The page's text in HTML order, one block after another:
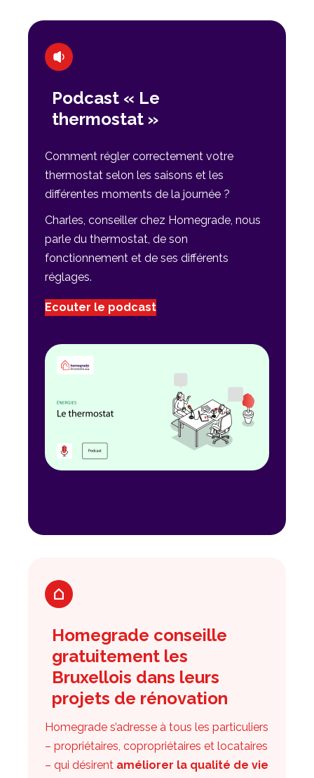
Podcast « Le
thermostat »
Comment régler correctement votre
thermostat selon les saisons et les
différentes moments de la journée ?
Charles, conseiller chez Homegrade, nous
parle du thermostat, de son
fonctionnement et de ses différents
réglages.
Ecouter le podcast
Homegrade conseille
gratuitement les
Bruxellois dans leurs
projets de rénovation
Homegrade s’adresse à tous les particuliers
– propriétaires, copropriétaires et locataires
– qui désirent améliorer la qualité de vie